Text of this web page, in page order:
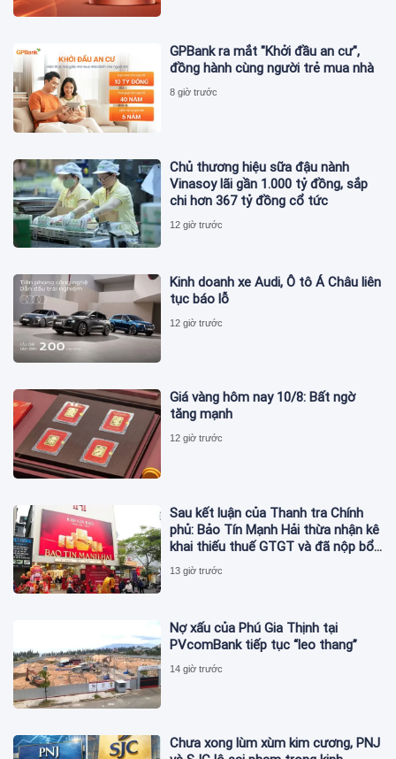
GPBank ra mắt "Khởi đầu an cư",
đồng hành cùng người trẻ mua nhà
8 giờ trước
Chủ thương hiệu sữa đậu nành
Vinasoy lãi gần 1.000 tỷ đồng, sắp
chi hơn 367 tỷ đồng cổ tức
12 giờ trước
Kinh doanh xe Audi, Ô tô Á Châu liên
tục báo lỗ
12 giờ trước
Giá vàng hôm nay 10/8: Bất ngờ
tăng mạnh
12 giờ trước
Sau kết luận của Thanh tra Chính
phủ: Bảo Tín Mạnh Hải thừa nhận kê
khai thiếu thuế GTGT và đã nộp bổ
sung
13 giờ trước
Nợ xấu của Phú Gia Thịnh tại
PVcomBank tiếp tục “leo thang”
14 giờ trước
Chưa xong lùm xùm kim cương, PNJ